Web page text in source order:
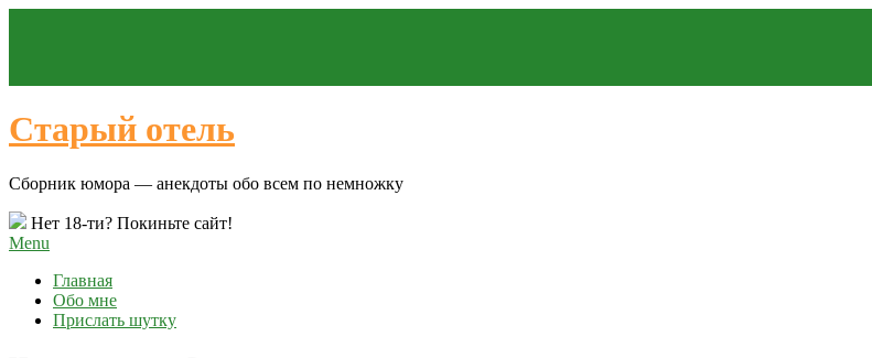
Старый отель
Сборник юмора — анекдоты обо всем по немножку
Нет 18-ти? Покиньте сайт!
Menu
Главная
Обо мне
Прислать шутку